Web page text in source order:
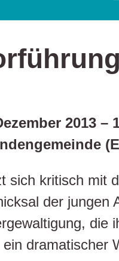
2013 –
sich kritisch mit
der jungen
die
dramatischer